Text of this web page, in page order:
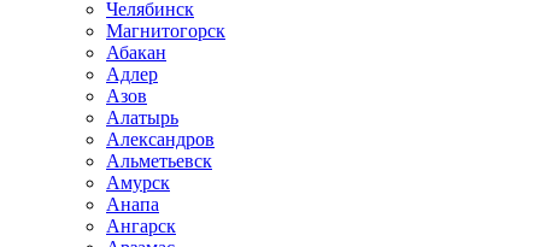
Челябинск
Магнитогорск
Абакан
Адлер
Азов
Алатырь
Александров
Альметьевск
Амурск
Анапа
Ангарск